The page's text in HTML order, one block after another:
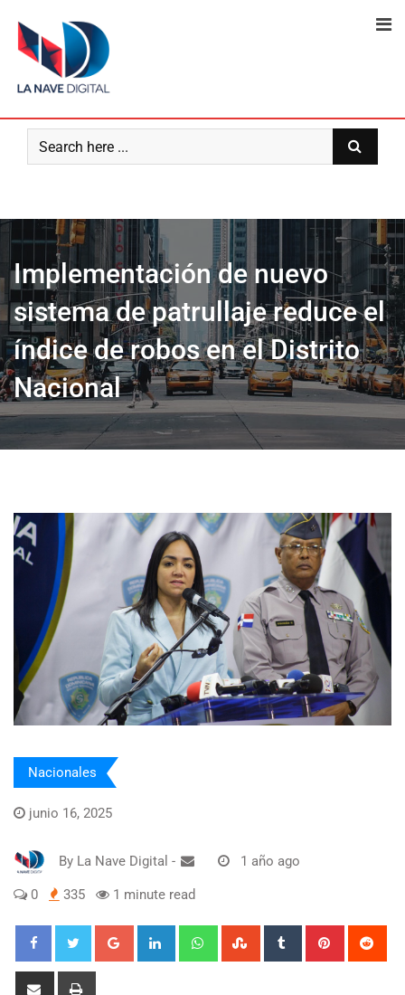
content
Implementación de nuevo
sistema de patrullaje reduce el
índice de robos en el Distrito
Nacional
Nacionales
junio 16, 2025
By La Nave Digital - 1 año ago
0 335 1 minute read
Google+ LinkedIn WhatsappStumbleUpon
Tumblr Pinterest
Share